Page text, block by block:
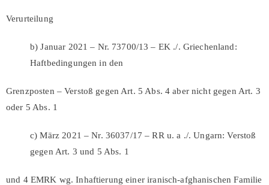
Verurteilung
b) Januar 2021 – Nr. 73700/13 – EK ./. Griechenland:
Haftbedingungen in den
Grenzposten – Verstoß gegen Art. 5 Abs. 4 aber nicht gegen Art. 3
oder 5 Abs. 1
c) März 2021 – Nr. 36037/17 – RR u. a ./. Ungarn: Verstoß
gegen Art. 3 und 5 Abs. 1
und 4 EMRK wg. Inhaftierung einer iranisch-afghanischen Familie